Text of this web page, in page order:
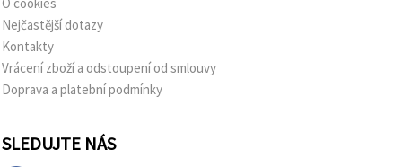
Nejčastější dotazy
Kontakty
Vrácení zboží a odstoupení od smlouvy
Doprava a platební podmínky
SLEDUJTE NÁS